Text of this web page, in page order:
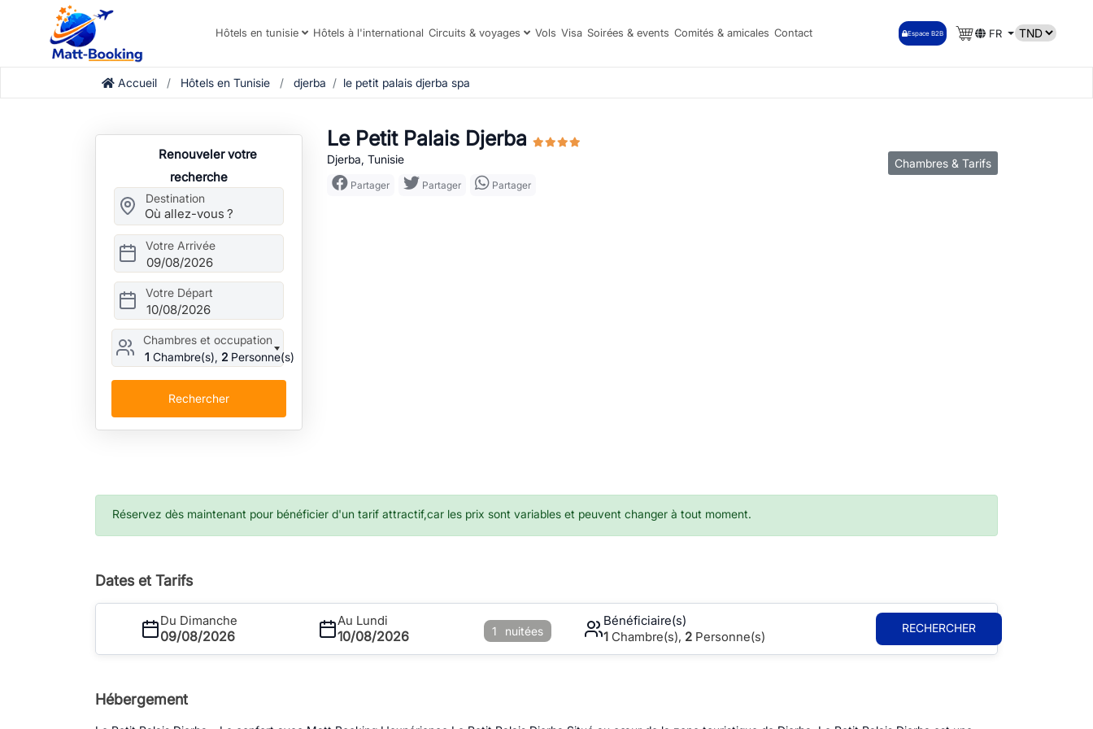
Hôtels en tunisie Hôtels à l'international Circuits & voyages Vols Visa Soirées & events Comités & amicales Contact Espace B2B FR
Accueil Hôtels en Tunisie djerba le petit palais djerba spa
Renouveler votre
recherche
Destination
Votre Arrivée
09/08/2026
Votre Départ
10/08/2026
Chambres et occupation
1 Chambre(s), 2 Personne(s)
Rechercher
Le Petit Palais Djerba
Djerba, Tunisie
Partager Partager Partager
Chambres & Tarifs
Réservez dès maintenant pour bénéficier d'un tarif attractif,car les prix sont variables et peuvent changer à tout moment.
Dates et Tarifs
Du Dimanche
09/08/2026
Au Lundi
10/08/2026 1 nuitées
Bénéficiaire(s)
1Chambre(s), 2 Personne(s)
RECHERCHER
Hébergement